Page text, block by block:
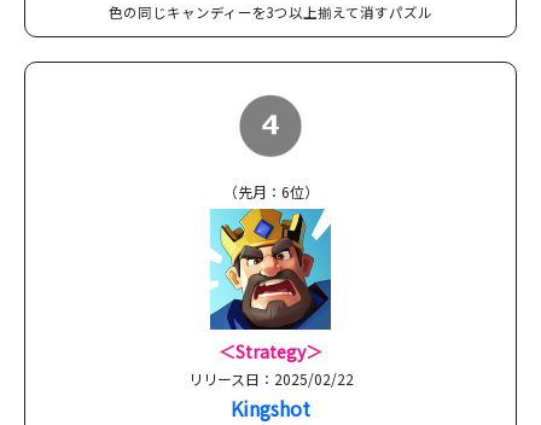
色の同じキャンディーを3つ以上揃えて消すパズル
（先月：6位）
＜Strategy＞
リリース日：2025/02/22
Kingshot